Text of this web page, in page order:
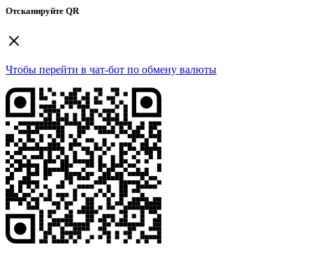
Отсканируйте QR
Чтобы перейти в чат-бот по обмену валюты